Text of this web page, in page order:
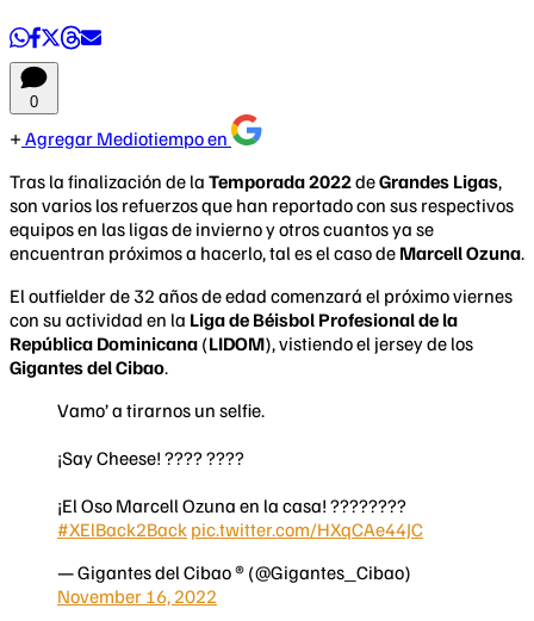
0
Agregar Mediotiempo en
Tras la finalización de la Temporada 2022deGrandes Ligas,
son varios los refuerzos que han reportado con sus respectivos
equipos en las ligas de invierno y otros cuantos ya se
encuentran próximos a hacerlo, tal es el caso de Marcell Ozuna.
El outfielder de 32 años de edad comenzará el próximo viernes
con su actividad en la Liga de Béisbol Profesional de la
República Dominicana (LIDOM), vistiendo el jersey de los
Gigantes del Cibao.
Vamo’ a tirarnos un selfie.
¡Say Cheese! ???? ????
¡El Oso Marcell Ozuna en la casa! ????????
#XElBack2Back pic.twitter.com/HXqCAe44JC
— Gigantes del Cibao ® (@Gigantes_Cibao)
November 16, 2022